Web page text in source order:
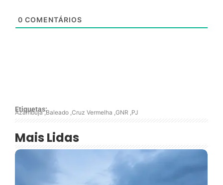
0 COMENTÁRIOS
Etiquetas:
Azambuja,Baleado ,Cruz Vermelha ,GNR ,PJ
Mais Lidas